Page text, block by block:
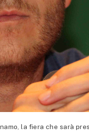
la fiera che sarà